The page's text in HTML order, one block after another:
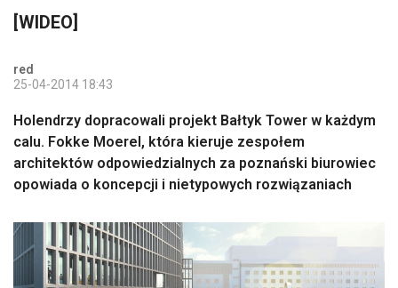
[WIDEO]
red
25-04-2014 18:43
Holendrzy dopracowali projekt Bałtyk Tower w każdym
calu. Fokke Moerel, która kieruje zespołem
architektów odpowiedzialnych za poznański biurowiec
opowiada o koncepcji i nietypowych rozwiązaniach